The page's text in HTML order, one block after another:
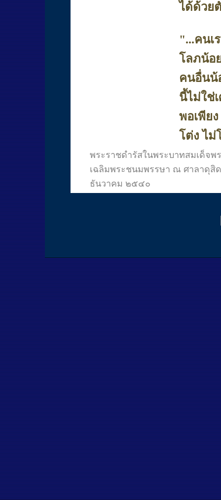
ได้ด้วย
"...คนเ
โลภน้อ
คนอื่นน้
นี้ไม่ใช่
พอเพีย
โต่ง ไม่
พระราชดำรัสในพระบาทสมเด็จพ
เฉลิมพระชนมพรรษา ณ ศาลาดุสิ
ธันวาคม ๒๕๔๐